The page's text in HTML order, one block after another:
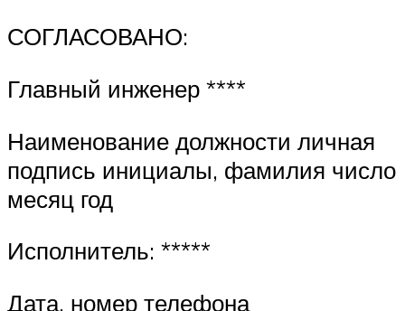
СОГЛАСОВАНО:
Главный инженер ****
Наименование должности личная
подпись инициалы, фамилия число
месяц год
Исполнитель: *****
Дата, номер телефона